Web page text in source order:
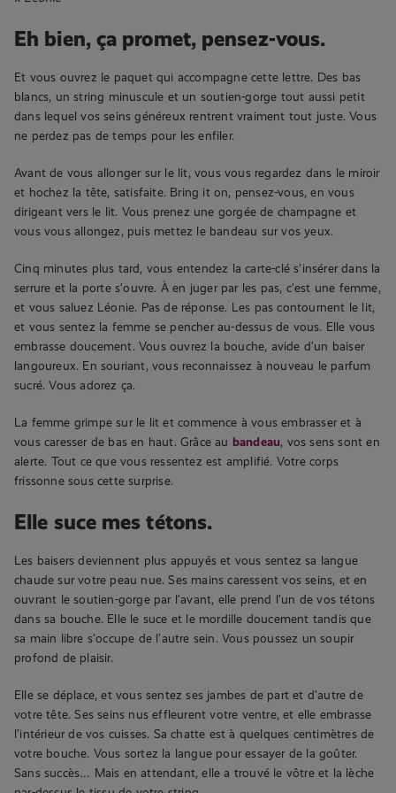
Eh bien, ça promet, pensez-vous.
Et vous ouvrez le paquet qui accompagne cette lettre. Des bas
blancs, un string minuscule et un soutien-gorge tout aussi petit
dans lequel vos seins généreux rentrent vraiment tout juste. Vous
ne perdez pas de temps pour les enfiler.
Avant de vous allonger sur le lit, vous vous regardez dans le miroir
et hochez la tête, satisfaite. Bring it on, pensez-vous, en vous
dirigeant vers le lit. Vous prenez une gorgée de champagne et
vous vous allongez, puis mettez le bandeau sur vos yeux.
Cinq minutes plus tard, vous entendez la carte-clé s’insérer dans la
serrure et la porte s’ouvre. À en juger par les pas, c’est une femme,
et vous saluez Léonie. Pas de réponse. Les pas contournent le lit,
et vous sentez la femme se pencher au-dessus de vous. Elle vous
embrasse doucement. Vous ouvrez la bouche, avide d’un baiser
langoureux. En souriant, vous reconnaissez à nouveau le parfum
sucré. Vous adorez ça.
La femme grimpe sur le lit et commence à vous embrasser et à
vous caresser de bas en haut. Grâce au bandeau, vos sens sont en
alerte. Tout ce que vous ressentez est amplifié. Votre corps
frissonne sous cette surprise.
Elle suce mes tétons.
Les baisers deviennent plus appuyés et vous sentez sa langue
chaude sur votre peau nue. Ses mains caressent vos seins, et en
ouvrant le soutien-gorge par l’avant, elle prend l’un de vos tétons
dans sa bouche. Elle le suce et le mordille doucement tandis que
sa main libre s’occupe de l’autre sein. Vous poussez un soupir
profond de plaisir.
Elle se déplace, et vous sentez ses jambes de part et d’autre de
votre tête. Ses seins nus effleurent votre ventre, et elle embrasse
l’intérieur de vos cuisses. Sa chatte est à quelques centimètres de
votre bouche. Vous sortez la langue pour essayer de la goûter.
Sans succès… Mais en attendant, elle a trouvé le vôtre et la lèche